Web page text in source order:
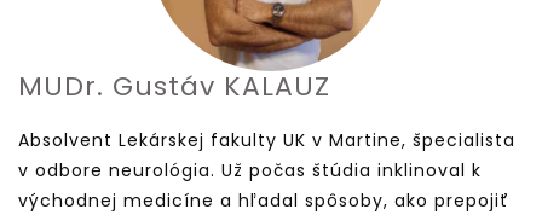
MUDr. Gustáv KALAUZ
Absolvent Lekárskej fakulty UK v Martine, špecialista
v odbore neurológia. Už počas štúdia inklinoval k
východnej medicíne a hľadal spôsoby, ako prepojiť